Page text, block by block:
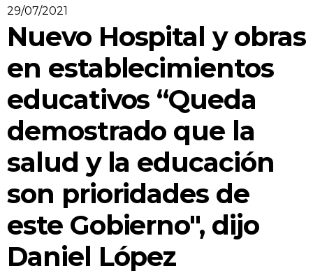
¿QUÉ ES?
AUTORIDADES
BLOQUES
COMISIONES
NOTICIAS
CONCEJO TRANSPARENTE
INFORMACIÓN DE SESIONES
¿EN QUÉ ESTAMOS TRABAJANDO?
SEGUIMIENTO DE TRÁMITES
29/07/2021
Nuevo Hospital y obras
en establecimientos
educativos “Queda
demostrado que la
salud y la educación
son prioridades de
este Gobierno", dijo
Daniel López